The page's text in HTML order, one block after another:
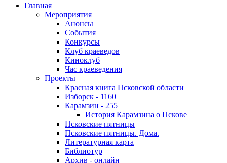
Главная
Мероприятия
Анонсы
События
Конкурсы
Клуб краеведов
Киноклуб
Час краеведения
Проекты
Красная книга Псковской области
Изборск - 1160
Карамзин - 255
История Карамзина о Пскове
Псковские пятницы
Псковские пятницы. Дома.
Литературная карта
Библиотур
Архив - онлайн